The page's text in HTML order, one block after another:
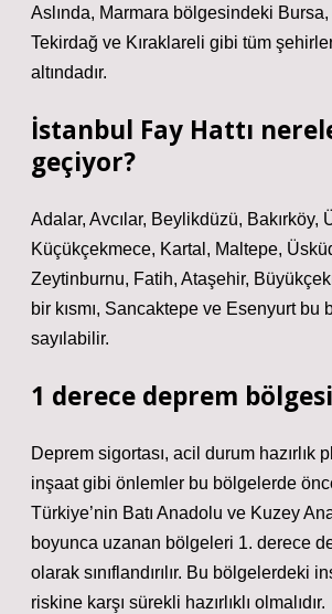
Aslında, Marmara bölgesindeki
Tekirdağ ve Kıraklareli gibi tüm
altındadır.
İstanbul Fay Hattı
geçiyor?
Adalar, Avcılar, Beylikdüzü, Bakırköy,
Küçükçekmece, Kartal, Maltepe,
Zeytinburnu, Fatih, Ataşehir,
bir kısmı, Sancaktepe ve Esenyurt bu
sayılabilir.
1 derece deprem
Deprem sigortası, acil durum hazırlık
inşaat gibi önlemler bu bölgelerde
Türkiye’nin Batı Anadolu ve Kuzey
boyunca uzanan bölgeleri 1. derece
olarak sınıflandırılır. Bu bölgelerdeki
riskine karşı sürekli hazırlıklı olmalıdır.